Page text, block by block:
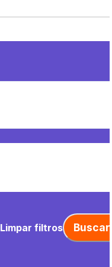
Limpar filtros Buscar